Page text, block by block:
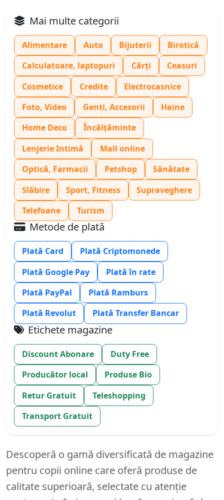
Mai multe categorii
Alimentare Auto Bijuterii
Birotică
Calculatoare, laptopuri
Cărți
Ceasuri
Cosmetice
Credite
Electrocasnice
Foto, Video
Genti, Accesorii
Haine
Home Deco
Încălțăminte
Lenjerie Intimă
Mall online
Optică, Farmacii
Petshop
Sănătate
Slăbire
Sport, Fitness
Supraveghere
Telefoane
Turism
Metode de plată
Plată Card
Plată Criptomonede
Plată Google Pay
Plată în rate
Plată PayPal
Plată Ramburs
Plată Revolut
Plată Transfer Bancar
Etichete magazine
Discount Abonare
Duty Free
Producător local
Produse Bio
Retur Gratuit
Teleshopping
Transport Gratuit
Descoperă o gamă diversificată de magazine
pentru copii online care oferă produse de
calitate superioară, selectate cu atenție